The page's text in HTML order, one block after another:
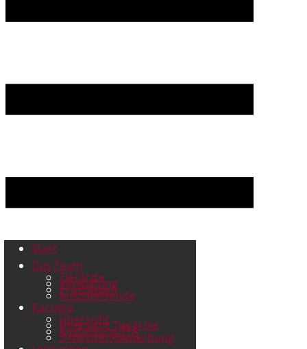
Start
Das Team
Tierärzte
Verwaltung
Praxisteam
Auszubildende
Karriere
Übersicht
Übersicht Tierärzte
Ausbildung TFA
3-Minuten-Bewerbung